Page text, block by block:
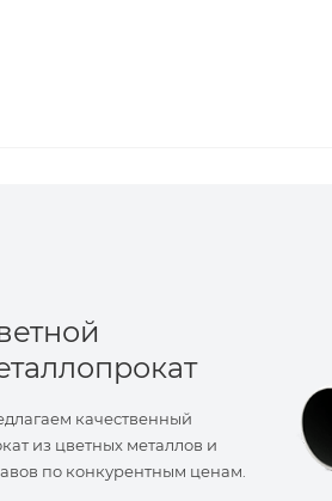
качественный
из цветных металлов и
по конкурентным ценам.